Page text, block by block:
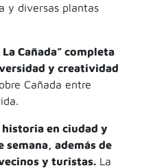
y diversas plantas
Cañada” completa
y creatividad
Cañada entre
historia en ciudad y
semana, además de
y turistas. La